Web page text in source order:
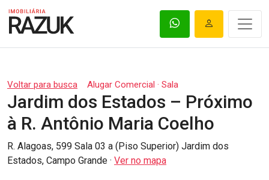
Voltar para busca Alugar Comercial · Sala
Jardim dos Estados – Próximo
à R. Antônio Maria Coelho
R. Alagoas, 599 Sala 03 a (Piso Superior) Jardim dos
Estados, Campo Grande · Ver no mapa